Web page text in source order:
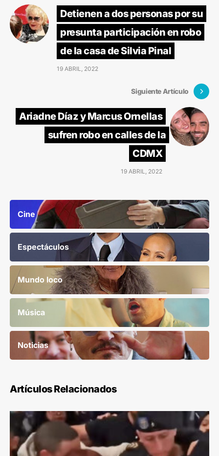
Detienen a dos personas por su
presunta participación en robo
de la casa de Silvia Pinal
19 ABRIL, 2022
Siguiente Artículo
Ariadne Díaz y Marcus Ornellas
sufren robo en calles de la
CDMX
19 ABRIL, 2022
Cine
Espectáculos
Mundo loco
Música
Noticias
Artículos Relacionados